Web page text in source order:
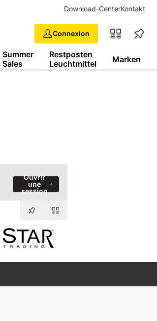
Download-CenterKontakt
Connexion
Summer
Sales
Restposten
Leuchtmittel
Marken
Ouvrir
une
session